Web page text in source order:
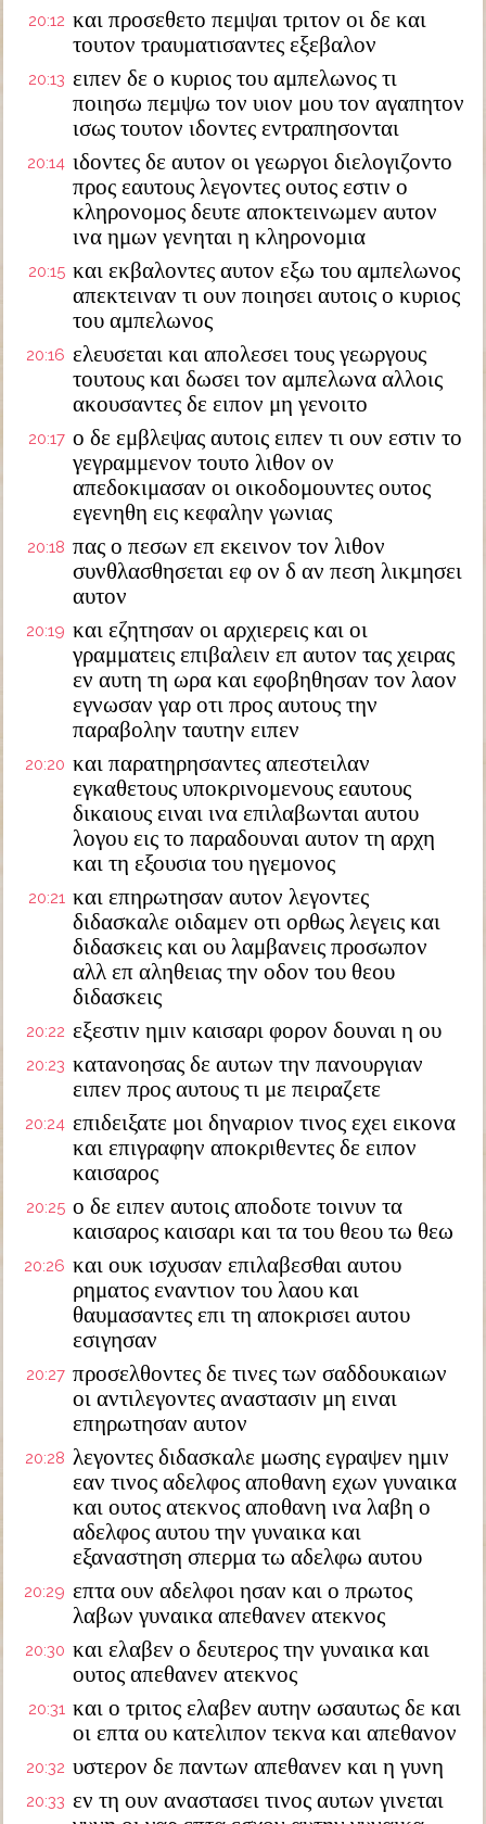
20:12 και προσεθετο πεμψαι τριτον οι δε και
τουτον τραυματισαντες εξεβαλον
20:13 ειπεν δε ο κυριος του αμπελωνος τι
ποιησω πεμψω τον υιον μου τον αγαπητον
ισως τουτον ιδοντες εντραπησονται
20:14 ιδοντες δε αυτον οι γεωργοι διελογιζοντο
προς εαυτους λεγοντες ουτος εστιν ο
κληρονομος δευτε αποκτεινωμεν αυτον
ινα ημων γενηται η κληρονομια
20:15 και εκβαλοντες αυτον εξω του αμπελωνος
απεκτειναν τι ουν ποιησει αυτοις ο κυριος
του αμπελωνος
20:16 ελευσεται και απολεσει τους γεωργους
τουτους και δωσει τον αμπελωνα αλλοις
ακουσαντες δε ειπον μη γενοιτο
20:17 ο δε εμβλεψας αυτοις ειπεν τι ουν εστιν το
γεγραμμενον τουτο λιθον ον
απεδοκιμασαν οι οικοδομουντες ουτος
εγενηθη εις κεφαλην γωνιας
20:18 πας ο πεσων επ εκεινον τον λιθον
συνθλασθησεται εφ ον δ αν πεση λικμησει
αυτον
20:19 και εζητησαν οι αρχιερεις και οι
γραμματεις επιβαλειν επ αυτον τας χειρας
εν αυτη τη ωρα και εφοβηθησαν τον λαον
εγνωσαν γαρ οτι προς αυτους την
παραβολην ταυτην ειπεν
20:20 και παρατηρησαντες απεστειλαν
εγκαθετους υποκρινομενους εαυτους
δικαιους ειναι ινα επιλαβωνται αυτου
λογου εις το παραδουναι αυτον τη αρχη
και τη εξουσια του ηγεμονος
20:21 και επηρωτησαν αυτον λεγοντες
διδασκαλε οιδαμεν οτι ορθως λεγεις και
διδασκεις και ου λαμβανεις προσωπον
αλλ επ αληθειας την οδον του θεου
διδασκεις
20:22 εξεστιν ημιν καισαρι φορον δουναι η ου
20:23 κατανοησας δε αυτων την πανουργιαν
ειπεν προς αυτους τι με πειραζετε
20:24 επιδειξατε μοι δηναριον τινος εχει εικονα
και επιγραφην αποκριθεντες δε ειπον
καισαρος
20:25 ο δε ειπεν αυτοις αποδοτε τοινυν τα
καισαρος καισαρι και τα του θεου τω θεω
20:26 και ουκ ισχυσαν επιλαβεσθαι αυτου
ρηματος εναντιον του λαου και
θαυμασαντες επι τη αποκρισει αυτου
εσιγησαν
20:27 προσελθοντες δε τινες των σαδδουκαιων
οι αντιλεγοντες αναστασιν μη ειναι
επηρωτησαν αυτον
20:28 λεγοντες διδασκαλε μωσης εγραψεν ημιν
εαν τινος αδελφος αποθανη εχων γυναικα
και ουτος ατεκνος αποθανη ινα λαβη ο
αδελφος αυτου την γυναικα και
εξαναστηση σπερμα τω αδελφω αυτου
20:29 επτα ουν αδελφοι ησαν και ο πρωτος
λαβων γυναικα απεθανεν ατεκνος
20:30 και ελαβεν ο δευτερος την γυναικα και
ουτος απεθανεν ατεκνος
20:31 και ο τριτος ελαβεν αυτην ωσαυτως δε και
οι επτα ου κατελιπον τεκνα και απεθανον
20:32 υστερον δε παντων απεθανεν και η γυνη
20:33 εν τη ουν αναστασει τινος αυτων γινεται